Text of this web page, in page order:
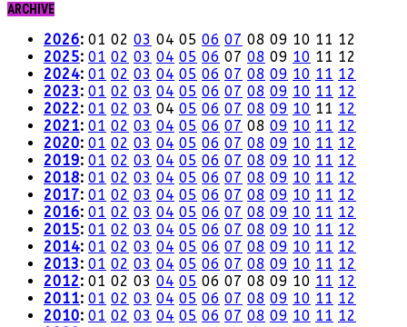
ARCHIVE
2026: 01 02 03 04 05 06 07 08 09 10 11 12
2025: 01 02 03 04 05 06 07 08 09 10 11 12
2024: 01 02 03 04 05 06 07 08 09 10 11 12
2023: 01 02 03 04 05 06 07 08 09 10 11 12
2022: 01 02 03 04 05 06 07 08 09 10 11 12
2021: 01 02 03 04 05 06 07 08 09 10 11 12
2020: 01 02 03 04 05 06 07 08 09 10 11 12
2019: 01 02 03 04 05 06 07 08 09 10 11 12
2018: 01 02 03 04 05 06 07 08 09 10 11 12
2017: 01 02 03 04 05 06 07 08 09 10 11 12
2016: 01 02 03 04 05 06 07 08 09 10 11 12
2015: 01 02 03 04 05 06 07 08 09 10 11 12
2014: 01 02 03 04 05 06 07 08 09 10 11 12
2013: 01 02 03 04 05 06 07 08 09 10 11 12
2012: 01 02 03 04 05 06 07 08 09 10 11 12
2011: 01 02 03 04 05 06 07 08 09 10 11 12
2010: 01 02 03 04 05 06 07 08 09 10 11 12